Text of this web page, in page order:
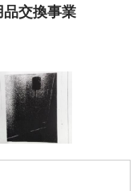
交換事業